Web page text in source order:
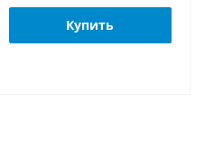
Купить